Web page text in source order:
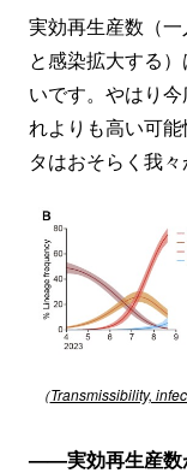
実効再生産数（
と感染拡大する
いです。やはり
れよりも高い可
タはおそらく我々
（Transmissibility,
——実効再生産数